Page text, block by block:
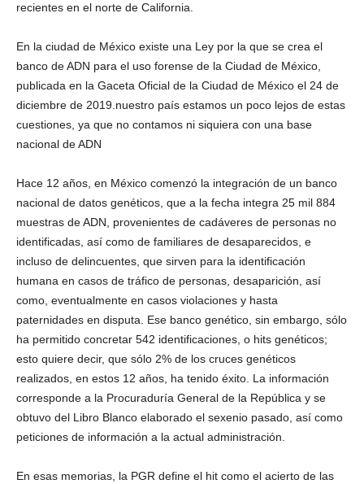
Bluesky
Threads
recientes en el norte de California.
En la ciudad de México existe una Ley por la que se crea el
banco de ADN para el uso forense de la Ciudad de México,
publicada en la Gaceta Oficial de la Ciudad de México el 24 de
diciembre de 2019.nuestro país estamos un poco lejos de estas
cuestiones, ya que no contamos ni siquiera con una base
nacional de ADN
Hace 12 años, en México comenzó la integración de un banco
nacional de datos genéticos, que a la fecha integra 25 mil 884
muestras de ADN, provenientes de cadáveres de personas no
identificadas, así como de familiares de desaparecidos, e
incluso de delincuentes, que sirven para la identificación
humana en casos de tráfico de personas, desaparición, así
como, eventualmente en casos violaciones y hasta
paternidades en disputa. Ese banco genético, sin embargo, sólo
ha permitido concretar 542 identificaciones, o hits genéticos;
esto quiere decir, que sólo 2% de los cruces genéticos
realizados, en estos 12 años, ha tenido éxito. La información
corresponde a la Procuraduría General de la República y se
obtuvo del Libro Blanco elaborado el sexenio pasado, así como
peticiones de información a la actual administración.
En esas memorias, la PGR define el hit como el acierto de las